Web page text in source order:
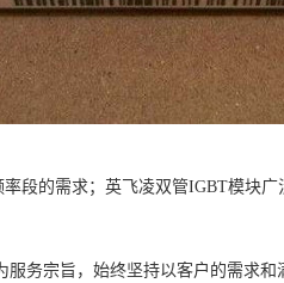
段的需求；英飞凌双管IGBT模块
务宗旨，始终坚持以客户的需求